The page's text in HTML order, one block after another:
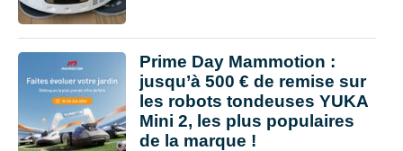
Prime Day Mammotion :
jusqu’à 500 € de remise sur
les robots tondeuses YUKA
Mini 2, les plus populaires
de la marque !